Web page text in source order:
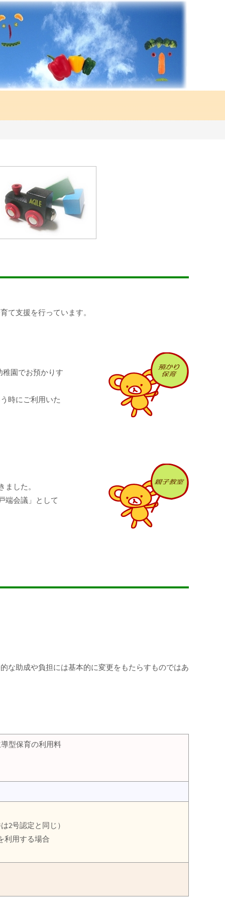
て支援を行っています。
園でお預かりす
時にご利用いた
した。
端会議」として
な助成や負担には基本的に変更をもたらすものではあ
型保育の利用料
2号認定と同じ）
利用する場合